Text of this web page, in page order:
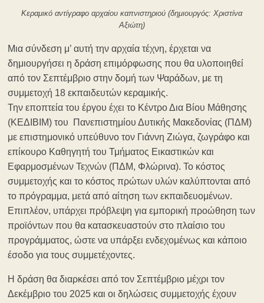
Κεραμικό αντίγραφο αρχαίου καπνιστηριού (δημιουργός: Χριστίνα
Αξιώτη)
Μια σύνδεση μ’ αυτή την αρχαία τέχνη, έρχεται να
δημιουργήσει η δράση επιμόρφωσης που θα υλοποιηθεί
από τον Σεπτέμβριο στην δομή των Ψαράδων, με τη
συμμετοχή 18 εκπαιδευτών κεραμικής.
Την εποπτεία του έργου έχει το Κέντρο Δια Βίου Μάθησης
(ΚΕΔΙΒΙΜ) του Πανεπιστημίου Δυτικής Μακεδονίας (ΠΔΜ)
με επιστημονικό υπεύθυνο τον Γιάννη Ζιώγα, ζωγράφο και
επίκουρο Καθηγητή του Τμήματος Εικαστικών και
Εφαρμοσμένων Τεχνών (ΠΔΜ, Φλώρινα). Το κόστος
συμμετοχής και το κόστος πρώτων υλών καλύπτονται από
το πρόγραμμα, μετά από αίτηση των εκπαιδευομένων.
Επιπλέον, υπάρχει πρόβλεψη για εμπορική προώθηση των
προϊόντων που θα κατασκευαστούν στο πλαίσιο του
προγράμματος, ώστε να υπάρξει ενδεχομένως και κάποιο
έσοδο για τους συμμετέχοντες.
Η δράση θα διαρκέσει από τον Σεπτέμβριο μέχρι τον
Δεκέμβριο του 2025 και οι δηλώσεις συμμετοχής έχουν